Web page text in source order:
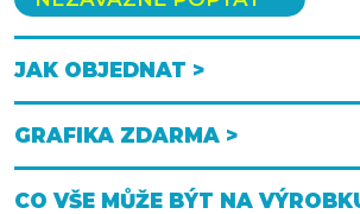
JAK OBJEDNAT >
GRAFIKA ZDARMA >
CO VŠE MŮŽE BÝT NA